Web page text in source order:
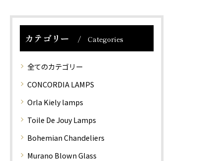
感が生まれとても存在感
のあるガラス製…
感が生まれとても存在感
カテゴリー Categories
全てのカテゴリー
CONCORDIA LAMPS
Orla Kiely lamps
Toile De Jouy Lamps
Bohemian Chandeliers
Murano Blown Glass